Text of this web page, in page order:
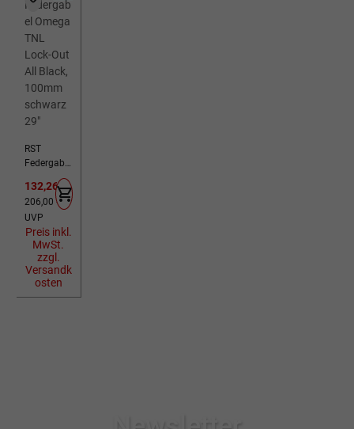
RST
Federgabel
TNL Lock-
Out All
Black,
100mm
schwarz
29"
Verkaufspreis:
132,26 €
Regulärer Preis:
206,00 €
UVP
Preis inkl.
MwSt.
zzgl.
Versandk
osten